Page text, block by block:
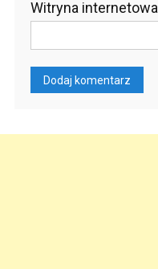
Witryna internetowa